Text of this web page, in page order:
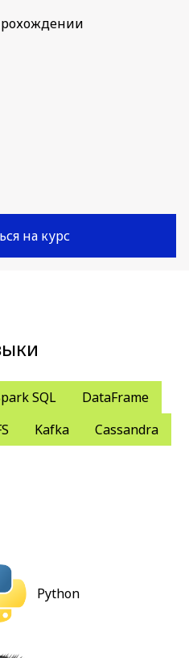
на курс
SQL
DataFrame
Kafka
Cassandra
Python